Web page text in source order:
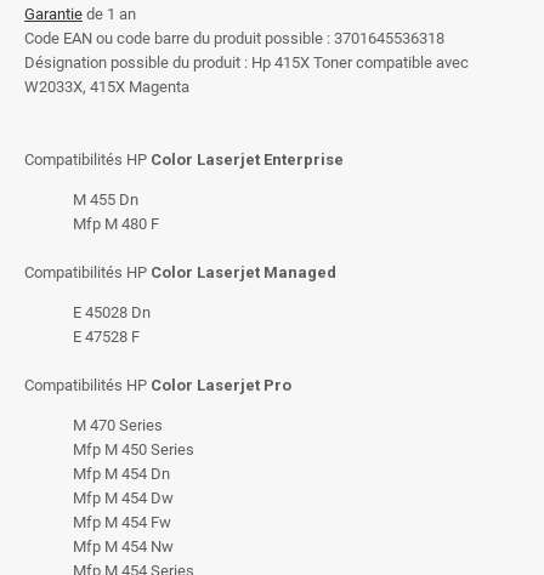
Garantie de 1 an
Code EAN ou code barre du produit possible : 3701645536318
Désignation possible du produit : Hp 415X Toner compatible avec
W2033X, 415X Magenta
Compatibilités HP Color Laserjet Enterprise
M 455 Dn
Mfp M 480 F
Compatibilités HP Color Laserjet Managed
E 45028 Dn
E 47528 F
Compatibilités HP Color Laserjet Pro
M 470 Series
Mfp M 450 Series
Mfp M 454 Dn
Mfp M 454 Dw
Mfp M 454 Fw
Mfp M 454 Nw
Mfp M 454 Series